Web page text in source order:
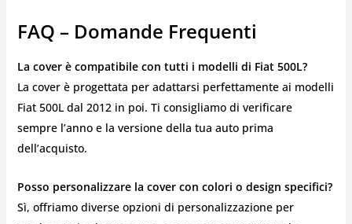
FAQ – Domande Frequenti
La cover è compatibile con tutti i modelli di Fiat 500L?
La cover è progettata per adattarsi perfettamente ai modelli
Fiat 500L dal 2012 in poi. Ti consigliamo di verificare
sempre l’anno e la versione della tua auto prima
dell’acquisto.
Posso personalizzare la cover con colori o design specifici?
Sì, offriamo diverse opzioni di personalizzazione per